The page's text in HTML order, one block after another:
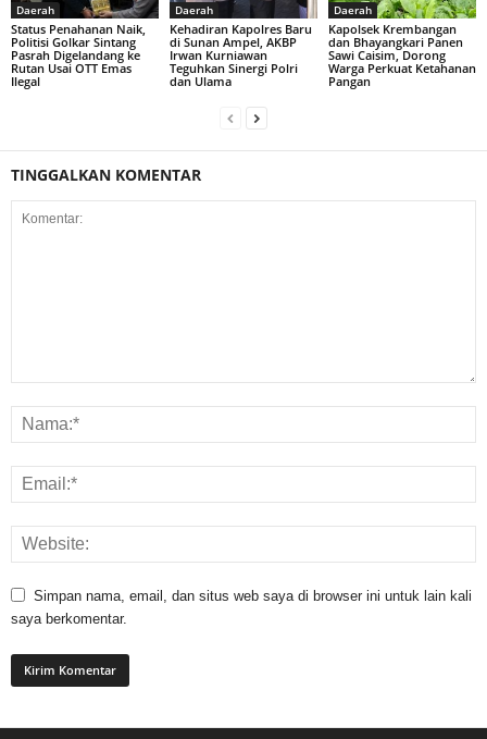
Daerah
Status Penahanan Naik,
Politisi Golkar Sintang
Pasrah Digelandang ke
Rutan Usai OTT Emas
Ilegal
Daerah
Kehadiran Kapolres Baru
di Sunan Ampel, AKBP
Irwan Kurniawan
Teguhkan Sinergi Polri
dan Ulama
Daerah
Kapolsek Krembangan
dan Bhayangkari Panen
Sawi Caisim, Dorong
Warga Perkuat Ketahanan
Pangan
TINGGALKAN KOMENTAR
Simpan nama, email, dan situs web saya di browser ini untuk lain kali
saya berkomentar.